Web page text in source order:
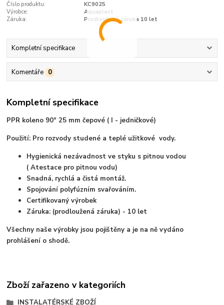
Číslo produktu:
KC9025
Výrobce:
Aquaplast
Záruka:
Prodloužená záruka 10 let
Kompletní specifikace
Komentáře 0
Kompletní specifikace
PPR koleno 90° 25 mm čepové ( I - jedničkové)
Použití: Pro rozvody studené a teplé užitkové vody.
Hygienická nezávadnost ve styku s pitnou vodou
( Atestace pro pitnou vodu)
Snadná, rychlá a čistá montáž.
Spojování polyfúzním svařováním.
Certifikovaný výrobek
Záruka: (prodloužená záruka) - 10 let
Všechny naše výrobky jsou pojištěny a je na ně vydáno
prohlášení o shodě.
Zboží zařazeno v kategoriích
INSTALATÉRSKÉ ZBOŽÍ